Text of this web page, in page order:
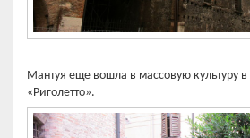
Мантуя еще вошла в массовую культуру
«Риголетто».